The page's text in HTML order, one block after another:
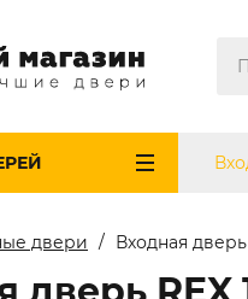
двери Входная